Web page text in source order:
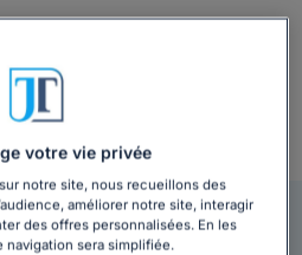
par mois
ligne pour vous répondre
votre vie privée
notre site, nous recueillons des
améliorer notre site, interagir
des offres personnalisées. En les
navigation sera simplifiée.